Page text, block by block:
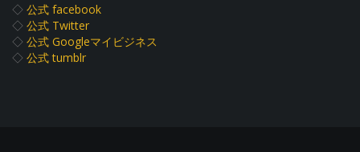
◇ 公式 facebook
◇ 公式 Twitter
◇ 公式 Googleマイビジネス
◇ 公式 tumblr